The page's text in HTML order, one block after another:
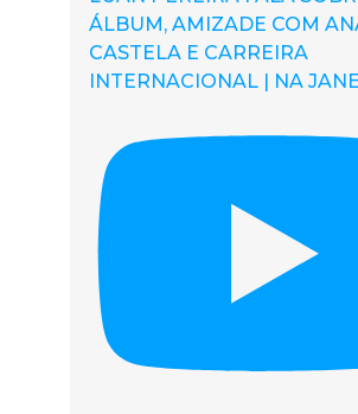
ÁLBUM, AMIZADE COM
CASTELA E CARREIRA
INTERNACIONAL | NA